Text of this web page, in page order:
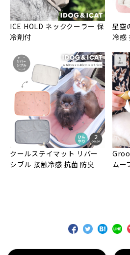
ICE HOLD ネッククーラー 保
冷剤付
星空
冷感
クールステイマット リバー
シブル 接触冷感 抗菌 防臭
ムー